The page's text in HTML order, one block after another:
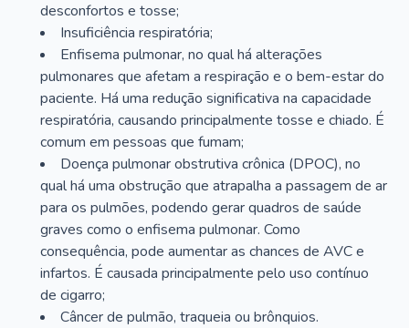
desconfortos e tosse;
Insuficiência respiratória;
Enfisema pulmonar, no qual há alterações
pulmonares que afetam a respiração e o bem-estar do
paciente. Há uma redução significativa na capacidade
respiratória, causando principalmente tosse e chiado. É
comum em pessoas que fumam;
Doença pulmonar obstrutiva crônica (DPOC), no
qual há uma obstrução que atrapalha a passagem de ar
para os pulmões, podendo gerar quadros de saúde
graves como o enfisema pulmonar. Como
consequência, pode aumentar as chances de AVC e
infartos. É causada principalmente pelo uso contínuo
de cigarro;
Câncer de pulmão, traqueia ou brônquios.